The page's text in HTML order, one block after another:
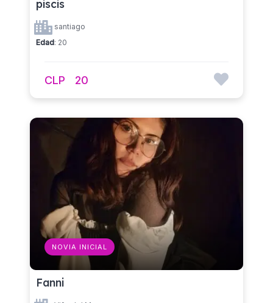
piscis
santiago
Edad: 20
CLP 20
NOVIA INICIAL
Fanni